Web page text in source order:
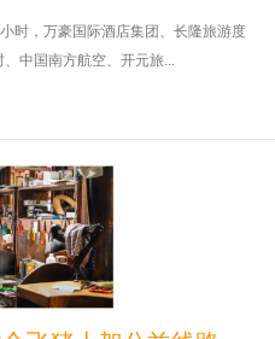
时，万豪国际酒店集团、长隆旅游度
中国南方航空、开元旅...